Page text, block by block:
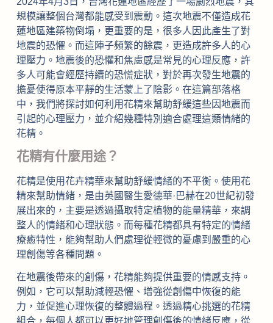
規模讓整個台灣都能感受到震動。這次地震不僅造成花
蓮地區建築物倒塌，更重要的是，很多人因此產生了對
地震的恐懼。而這陣子頻繁的餘震，更造成許多人的心
理壓力。地震後的恐懼和焦慮感是常見的心理反應，許
多人可能會經歷持續的恐慌症狀，對於再次發生地震的
擔憂使得原本平靜的生活蒙上了陰影。在這篇部落格
中，我們將探討如何利用花精來幫助舒緩這些因地震而
引起的心理壓力，並介紹幾種特別適合處理這類情緒的
花精。
花精有什麼用途？
花精是使用花卉精華來幫助舒緩情緒的不平衡。使用花
精來幫助情緒，是由英國醫生愛德華·巴赫在20世紀初發
展出來的，主要是透過攝取特定植物的能量精華，來調
整人的情緒和心理狀態。而每種花精都具有特定的情緒
療癒特性，能夠幫助人們處理從輕微的憂慮到嚴重的心
理創傷等各種問題。
在地震後帶來的創傷，花精能夠提供重要的情感支持。
例如，它可以幫助減輕恐懼、增強從創傷中恢復的能
力，並促進心理恢復的整體過程。透過精心挑選的花精
組合，每個人都可以更好地管理創傷後的情緒反應，從